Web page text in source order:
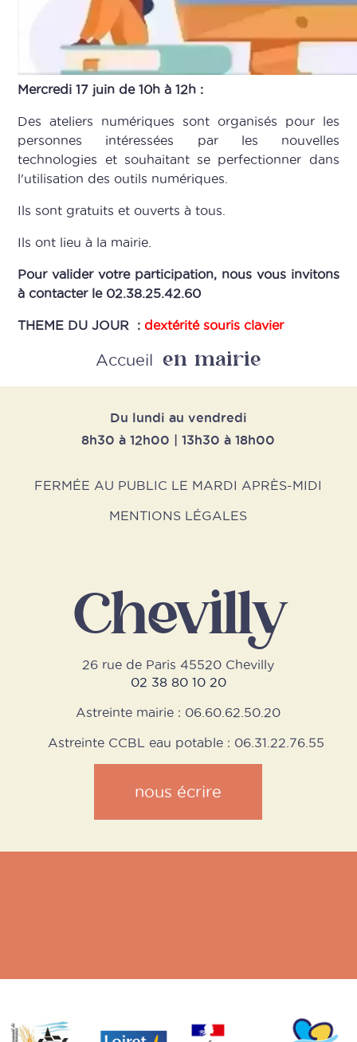
Mercredi 17 juin de 10h à 12h :
Des ateliers numériques sont organisés pour les
personnes intéressées par les nouvelles
technologies et souhaitant se perfectionner dans
l'utilisation des outils numériques.
Ils sont gratuits et ouverts à tous.
Ils ont lieu à la mairie.
Pour valider votre participation, nous vous invitons
à contacter le 02.38.25.42.60
THEME DU JOUR : dextérité souris clavier
Retour
Accueil en mairie
Du lundi au vendredi
8h30 à 12h00 | 13h30 à 18h00
FERMÉE AU PUBLIC LE MARDI APRÈS-MIDI
MENTIONS LÉGALES
Chevilly
26 rue de Paris 45520 Chevilly
02 38 80 10 20
Astreinte mairie : 06.60.62.50.20
Astreinte CCBL eau potable : 06.31.22.76.55
nous écrire